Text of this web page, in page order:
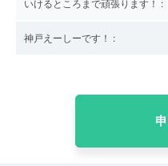
いけるところまで頑張ります！ :
神戸えーしーです！ :